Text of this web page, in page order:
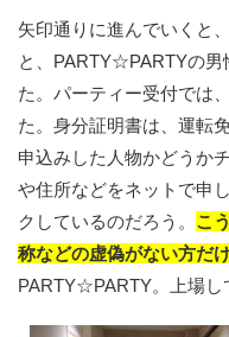
矢印通りに進んでいくと
と、PARTY☆PARTYの男
た。パーティー受付では
た。身分証明書は、運転
申込みした人物かどうか
や住所などをネットで申
クしているのだろう。 こ
称などの虚偽がない方だ
PARTY☆PARTY。上場し